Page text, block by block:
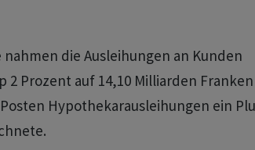
die Ausleihungen an Kunden
2 Prozent auf 14,10 Milliarden
Hypothekarausleihungen ein